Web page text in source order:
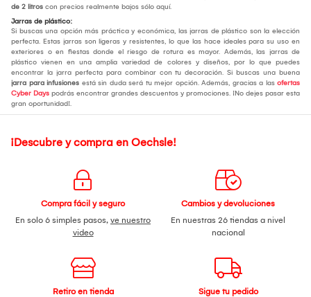
de 2 litros con precios realmente bajos sólo aquí.
Jarras de plástico:
Si buscas una opción más práctica y económica, las jarras de plástico son la elección
perfecta. Estas jarras son ligeras y resistentes, lo que las hace ideales para su uso en
exteriores o en fiestas donde el riesgo de rotura es mayor. Además, las jarras de
plástico vienen en una amplia variedad de colores y diseños, por lo que puedes
encontrar la jarra perfecta para combinar con tu decoración. Si buscas una buena
jarra para infusiones está sin duda será tu mejor opción. Además, gracias a las ofertas
Cyber Days podrás encontrar grandes descuentos y promociones. ¡No dejes pasar esta
gran oportunidad!.
¡Descubre y compra en Oechsle!
Compra fácil y seguro
En solo 6 simples pasos, ve nuestro
video
Cambios y devoluciones
En nuestras 26 tiendas a nivel
nacional
Retiro en tienda
Sigue tu pedido